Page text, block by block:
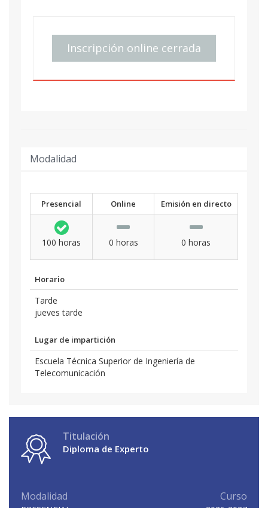
Inscripción online cerrada
Modalidad
Presencial Online Emisión en directo
100 horas 0 horas 0 horas
Horario
Tarde
jueves tarde
Lugar de impartición
Escuela Técnica Superior de Ingeniería de
Telecomunicación
Titulación
Diploma de Experto
Modalidad Curso